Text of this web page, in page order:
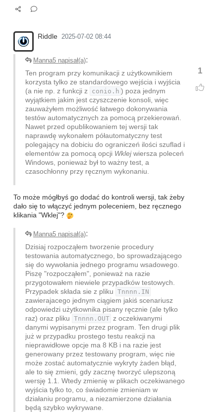
Riddle 2025-07-02 08:44
1
Manna5 napisał(a):
Ten program przy komunikacji z użytkownikiem
korzysta tylko ze standardowego wejścia i wyjścia
(a nie np. z funkcji z conio.h ) poza jednym
wyjątkiem jakim jest czyszczenie konsoli, więc
zauważyłem możliwość łatwego dokonywania
testów automatycznych za pomocą przekierowań.
Nawet przed opublikowaniem tej wersji tak
naprawdę wykonałem półautomatyczny test
polegający na dobiciu do ograniczeń ilości szuflad i
elementów za pomocą opcji Wklejwiersza poleceń
Windows, ponieważ był to ważny test, a
czasochłonny przy ręcznym wykonaniu.
To może mógłbyś go dodać do kontroli wersji, tak żeby
dało się to włączyć jednym poleceniem, bez ręcznego
klikania "Wklej"?
Manna5 napisał(a):
Dzisiaj rozpocząłem tworzenie procedury
testowania automatycznego, bo sprowadzającego
się do wywołania jednego programu wsadowego.
Piszę "rozpocząłem", ponieważ na razie
przygotowałem niewiele przypadków testowych.
Przypadek składa sie z pliku Tnnnn.IN
zawierajacego jednym ciągiem jakiś scenariusz
odpowiedzi użytkownika pisany ręcznie (ale tylko
raz) oraz pliku Tnnnn.OUT z oczekiwanymi
danymi wypisanymi przez program. Ten drugi plik
już w przypadku prostego testu reakcji na
nieprawidłowe opcje ma 8 KB i na razie jest
generowany przez testowany program, więc nie
może zostać automatycznie wykryty żaden błąd,
ale to się zmieni, gdy zacznę tworzyć ulepszoną
wersję 1.1. Wtedy zmienię w plikach oczekiwanego
wyjścia tylko to, co świadomie zmieniam w
działaniu programu, a niezamierzone działania
będą szybko wykrywane.